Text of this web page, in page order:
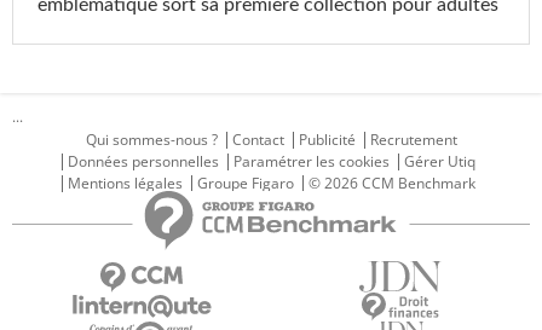
emblématique sort sa première collection pour adultes
...
Qui sommes-nous ?
Contact Publicité
Recrutement
Données personnelles
Paramétrer les cookies
Gérer Utiq
Mentions légales
Groupe Figaro © 2026 CCM Benchmark